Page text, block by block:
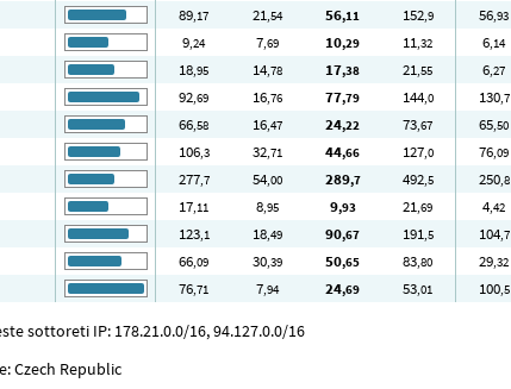
89,17 21,54 56,11 152,9 56,93
9,24 7,69 10,29 11,32 6,14
18,95 14,78 17,38 21,55 6,27
92,69 16,76 77,79 144,0 130,7
66,58 16,47 24,22 73,67 65,50
106,3 32,71 44,66 127,0 76,09
277,7 54,00 289,7 492,5 250,8
17,11 8,95 9,93 21,69 4,42
123,1 18,49 90,67 191,5 104,7
66,09 30,39 50,65 83,80 29,32
76,71 7,94 24,69 53,01 100,5
sottoreti IP: 178.21.0.0/16, 94.127.0.0/16
Czech Republic